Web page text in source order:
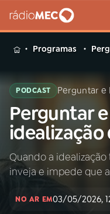
MENU
Buscar
na
Rádio
MEC
Início
Programas
PODCAST Perguntar e
Perguntar
idealização
Quando a
inveja e impede que
NO AR EM03/05/2026,